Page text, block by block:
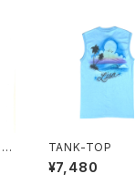
TANK-TOP
¥7,480